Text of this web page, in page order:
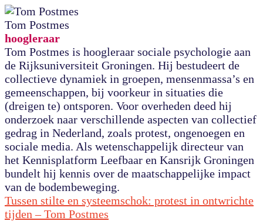
Tom Postmes
hoogleraar
Tom Postmes is hoogleraar sociale psychologie aan
de Rijksuniversiteit Groningen. Hij bestudeert de
collectieve dynamiek in groepen, mensenmassa’s en
gemeenschappen, bij voorkeur in situaties die
(dreigen te) ontsporen. Voor overheden deed hij
onderzoek naar verschillende aspecten van collectief
gedrag in Nederland, zoals protest, ongenoegen en
sociale media. Als wetenschappelijk directeur van
het Kennisplatform Leefbaar en Kansrijk Groningen
bundelt hij kennis over de maatschappelijke impact
van de bodembeweging.
Tussen stilte en systeemschok: protest in ontwrichte
tijden – Tom Postmes